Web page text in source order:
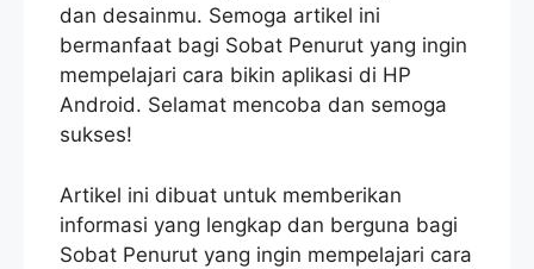
dan desainmu. Semoga artikel ini
bermanfaat bagi Sobat Penurut yang ingin
mempelajari cara bikin aplikasi di HP
Android. Selamat mencoba dan semoga
sukses!
Artikel ini dibuat untuk memberikan
informasi yang lengkap dan berguna bagi
Sobat Penurut yang ingin mempelajari cara